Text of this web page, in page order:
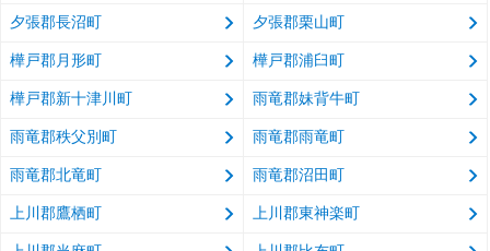
夕張郡長沼町 夕張郡栗山町
樺戸郡月形町 樺戸郡浦臼町
樺戸郡新十津川町 雨竜郡妹背牛町
雨竜郡秩父別町 雨竜郡雨竜町
雨竜郡北竜町 雨竜郡沼田町
上川郡鷹栖町 上川郡東神楽町